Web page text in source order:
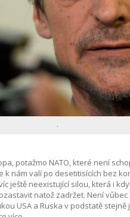
.
potažmo NATO, které není
k nám valí po desetitisících bez
ještě neexistující silou, která i
natož zadržet. Není
USA a Ruska v podstatě